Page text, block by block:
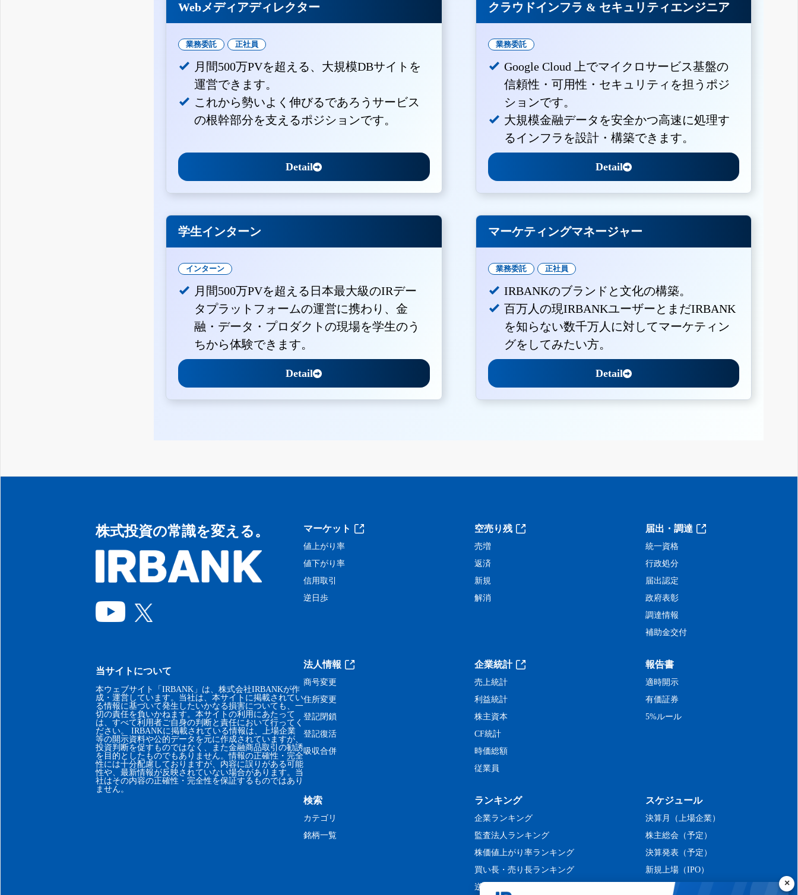
Webメディアディレクター
業務委託 正社員
月間500万PVを超える、大規模DBサイトを
運営できます。
これから勢いよく伸びるであろうサービス
の根幹部分を支えるポジションです。
Detail
クラウドインフラ & セキュリティエンジニア
業務委託
Google Cloud 上でマイクロサービス基盤の
信頼性・可用性・セキュリティを担うポジ
ションです。
大規模金融データを安全かつ高速に処理す
るインフラを設計・構築できます。
Detail
学生インターン
インターン
月間500万PVを超える日本最大級のIRデー
タプラットフォームの運営に携わり、金
融・データ・プロダクトの現場を学生のう
ちから体験できます。
Detail
マーケティングマネージャー
業務委託 正社員
IRBANKのブランドと文化の構築。
百万人の現IRBANKユーザーとまだIRBANK
を知らない数千万人に対してマーケティン
グをしてみたい方。
Detail
株式投資の常識を変える。
当サイトについて
本ウェブサイト「IRBANK」は、株式会社IRBANKが作
成・運営しています。当社は、本サイトに掲載されてい
る情報に基づいて発生したいかなる損害についても、一
切の責任を負いかねます。本サイトの利用にあたって
は、すべて利用者ご自身の判断と責任において行ってく
ださい。 IRBANKに掲載されている情報は、上場企業
等の開示資料や公的データを元に作成されていますが、
投資判断を促すものではなく、また金融商品取引の勧誘
を目的としたものでもありません。情報の正確性・完全
性には十分配慮しておりますが、内容に誤りがある可能
性や、最新情報が反映されていない場合があります。当
社はその内容の正確性・完全性を保証するものではあり
ません。
マーケット
値上がり率
値下がり率
信用取引
逆日歩
空売り残
売増
返済
新規
解消
届出・調達
統一資格
行政処分
届出認定
政府表彰
調達情報
補助金交付
法人情報
商号変更
住所変更
登記閉鎖
登記復活
吸収合併
企業統計
売上統計
利益統計
株主資本
CF統計
時価総額
従業員
報告書
適時開示
有価証券
5%ルール
検索
カテゴリ
銘柄一覧
ランキング
企業ランキング
監査法人ランキング
株価値上がり率ランキング
買い長・売り長ランキング
逆日歩ランキング
スケジュール
決算月（上場企業）
株主総会（予定）
決算発表（予定）
新規上場（IPO）